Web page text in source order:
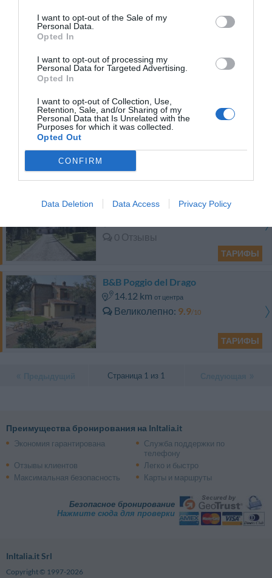
I want to opt-out of the Sale of my
Personal Data.
Opted In
I want to opt-out of processing my
Personal Data for Targeted Advertising.
Opted In
I want to opt-out of Collection, Use,
Retention, Sale, and/or Sharing of my
Personal Data that Is Unrelated with the
Purposes for which it was collected.
Opted Out
CONFIRM
Data Deletion Data Access Privacy Policy
10.13 km от центра
ТАРИФЫ
Agriturismo Il Bellini
8.90 kmот центра
0 Отзывы
ТАРИФЫ
B&B Poggio del Drago
14.12 km от центра
Великолепно 9.9/10
ТАРИФЫ
Страница 1 из 1
Преимущества бронирования на InItalia.it
Экономия гарантирована
Служба поддержки по
телефону
Отзывы клиентов
Легко и быстро
Максимальная безопасность
Карты и маршруты
Безопасное бронирование
Нажмите сюда для проверки
InItalia.it Srl
Copyright © 1997-2026